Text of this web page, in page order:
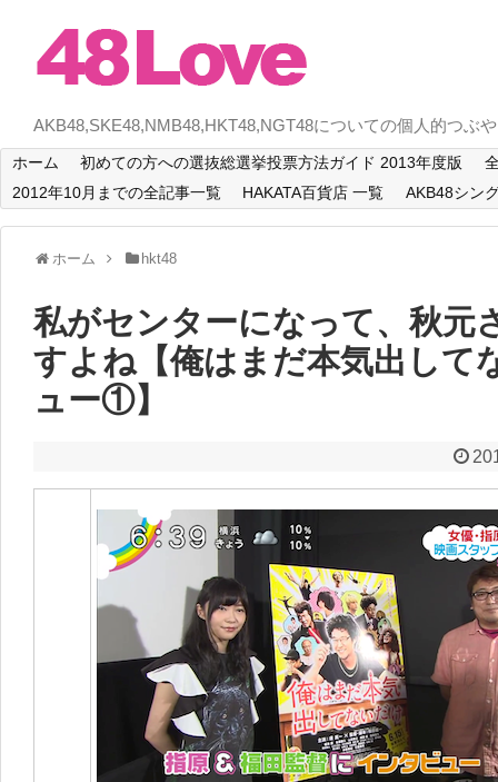
AKB48,SKE48,NMB48,HKT48,NGT48についての個人的つぶ
ホーム 初めての方への選抜総選挙投票方法ガイド 2013年度版
2012年10月までの全記事一覧
HAKATA百貨店 一覧 AKB48シン
ホーム hkt48
私がセンターになって、秋元
すよね【俺はまだ本気出して
ュー①】